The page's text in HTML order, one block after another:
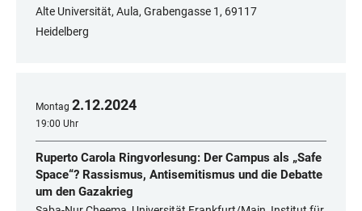
Alte Universität, Aula, Grabengasse 1, 69117
Heidelberg
Montag 2.12.2024
19:00 Uhr
Ruperto Carola Ringvorlesung: Der Campus als „Safe
Space“? Rassismus, Antisemitismus und die Debatte
um den Gazakrieg